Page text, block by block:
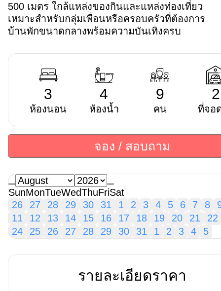
500 เมตร ใกล้แหล่งของกินและแหล่งท่องเที่ยว
เหมาะสำหรับกลุ่มเพื่อนหรือครอบครัวที่ต้องการ
บ้านพักขนาดกลางพร้อมความบันเทิงครบ
3
ห้องนอน
4
ห้องน้ำ
9
คน
2
ที่จอ
จอง / สอบถาม
SunMonTueWedThuFriSat
26
27 28 29 30 31 1 2 3 4 5 6 7 8
11
12 13 14 15 16 17 18 19 20 21
22
24
25 26 27 28 29 30 31 1 2 3 4 5
รายละเอียดราคา